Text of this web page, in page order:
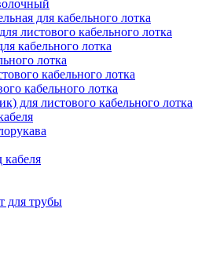
для кабельного лотка
листового кабельного лотка
кабельного лотка
лотка
кабельного лотка
кабельного лотка
для листового кабельного лотка
для трубы